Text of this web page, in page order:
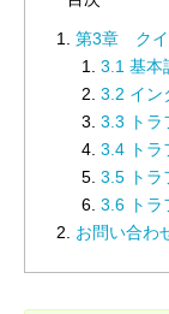
第3章 クイ
3.1 基本
3.2 イン
3.3 トラ
3.4 ト
3.5 ト
3.6 トラ
お問い合わ